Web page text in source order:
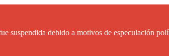
suspendida debido a motivos de especulación